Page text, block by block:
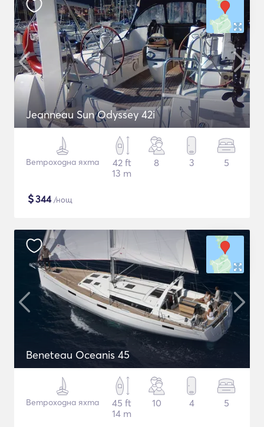
Jeanneau Sun Odyssey 42i
Ветроходна яхта
42 ft
13 m
8 3 5
$344/нощ
Beneteau Oceanis 45
Ветроходна яхта
45 ft
14 m
10 4 5